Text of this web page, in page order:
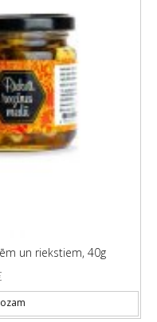
un riekstiem, 40g